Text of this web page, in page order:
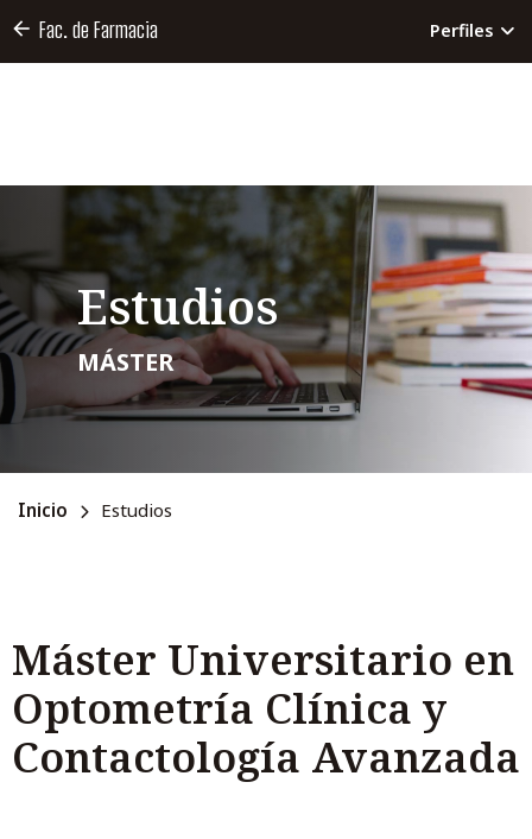
Fac. de Farmacia Perfiles
Estudios
MÁSTER
Inicio Estudios
Máster Universitario en
Optometría Clínica y
Contactología Avanzada